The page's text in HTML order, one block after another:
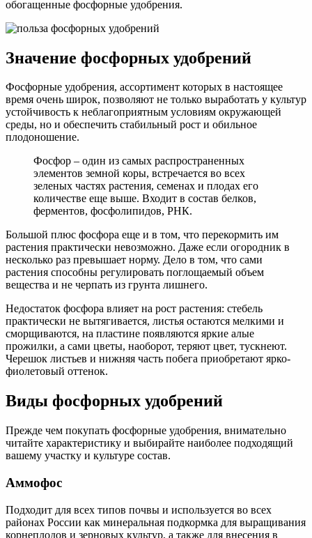
обогащенные фосфорные удобрения.
Значение фосфорных удобрений
Фосфорные удобрения, ассортимент которых в настоящее
время очень широк, позволяют не только выработать у культур
устойчивость к неблагоприятным условиям окружающей
среды, но и обеспечить стабильный рост и обильное
плодоношение.
Фосфор – один из самых распространенных
элементов земной коры, встречается во всех
зеленых частях растения, семенах и плодах его
количестве еще выше. Входит в состав белков,
ферментов, фосфолипидов, РНК.
Большой плюс фосфора еще и в том, что перекормить им
растения практически невозможно. Даже если огородник в
несколько раз превышает норму. Дело в том, что сами
растения способны регулировать поглощаемый объем
вещества и не черпать из грунта лишнего.
Недостаток фосфора влияет на рост растения: стебель
практически не вытягивается, листья остаются мелкими и
сморщиваются, на пластине появляются яркие алые
прожилки, а сами цветы, наоборот, теряют цвет, тускнеют.
Черешок листьев и нижняя часть побега приобретают ярко-
фиолетовый оттенок.
Виды фосфорных удобрений
Прежде чем покупать фосфорные удобрения, внимательно
читайте характеристику и выбирайте наиболее подходящий
вашему участку и культуре состав.
Аммофос
Подходит для всех типов почвы и используется во всех
районах России как минеральная подкормка для выращивания
корнеплодов и зерновых культур, а также для внесения в